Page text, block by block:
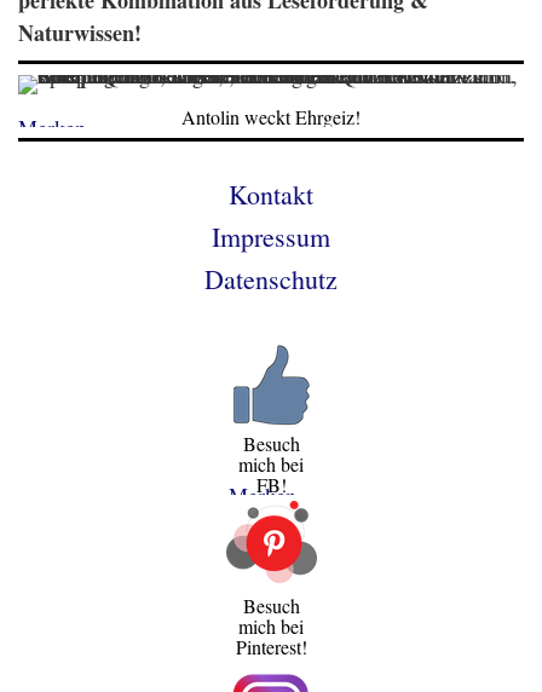
Naturwissen!
Antolin weckt Ehrgeiz!
Merken
Kontakt
Impressum
Datenschutz
Besuch
mich bei
FB!
Merken
Besuch
mich bei
Pinterest!